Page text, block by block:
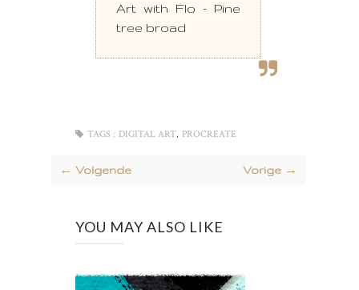
Art with Flo - Pine
tree broad
TAGS : DIGITAL ART, PROCREATE
← Volgende Vorige →
YOU MAY ALSO LIKE